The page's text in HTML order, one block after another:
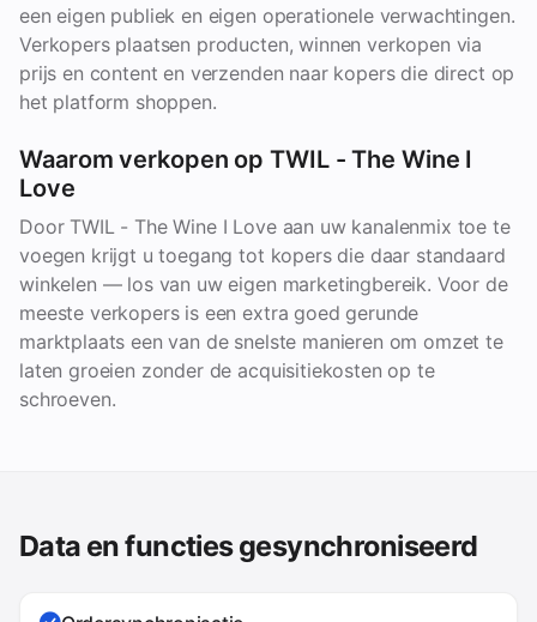
een eigen publiek en eigen operationele verwachtingen.
Verkopers plaatsen producten, winnen verkopen via
prijs en content en verzenden naar kopers die direct op
het platform shoppen.
Waarom verkopen op TWIL - The Wine I
Love
Door TWIL - The Wine I Love aan uw kanalenmix toe te
voegen krijgt u toegang tot kopers die daar standaard
winkelen — los van uw eigen marketingbereik. Voor de
meeste verkopers is een extra goed gerunde
marktplaats een van de snelste manieren om omzet te
laten groeien zonder de acquisitiekosten op te
schroeven.
Data en functies gesynchroniseerd